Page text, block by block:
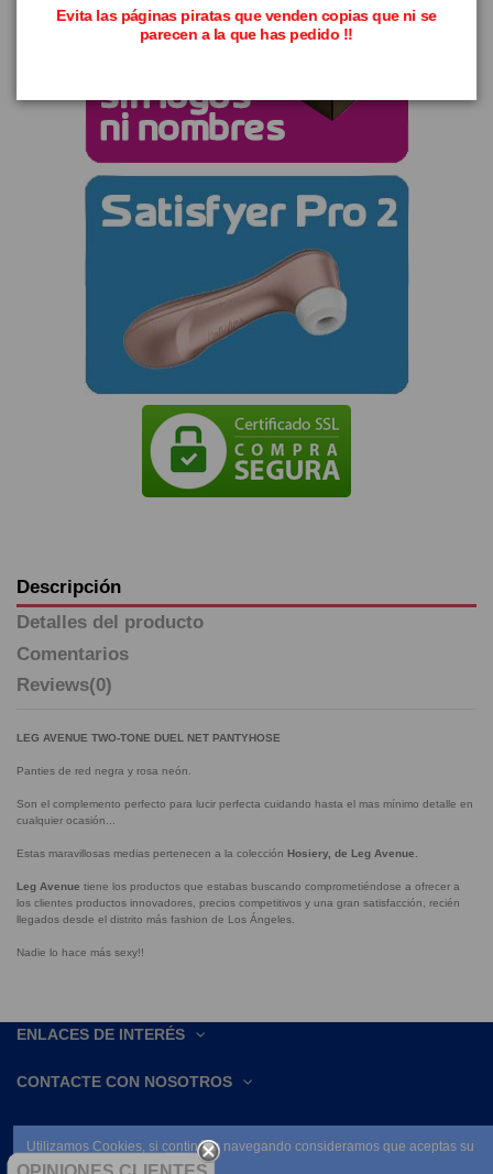
Descripción
Detalles del producto
Comentarios
Reviews(0)
LEG AVENUE TWO-TONE DUEL NET PANTYHOSE
Panties de red negra y rosa neón.
Son el complemento perfecto para lucir perfecta cuidando hasta el mas mínimo detalle en
cualquier ocasión...
Estas maravillosas medias pertenecen a la colección Hosiery, de Leg Avenue.
Leg Avenue tiene los productos que estabas buscando comprometiéndose a ofrecer a
los clientes productos innovadores, precios competitivos y una gran satisfacción, recién
llegados desde el distrito más fashion de Los Ángeles.
Nadie lo hace más sexy!!
ENLACES DE INTERÉS
CONTACTE CON NOSOTROS
Evita las páginas piratas que venden copias que ni se
parecen a la que has pedido !!
Utilizamos Cookies, si continúas navegando consideramos que aceptas su
uso.